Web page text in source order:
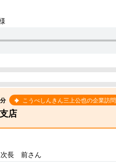
こうべしんきん三上公也の企業訪問
店
長 前さん